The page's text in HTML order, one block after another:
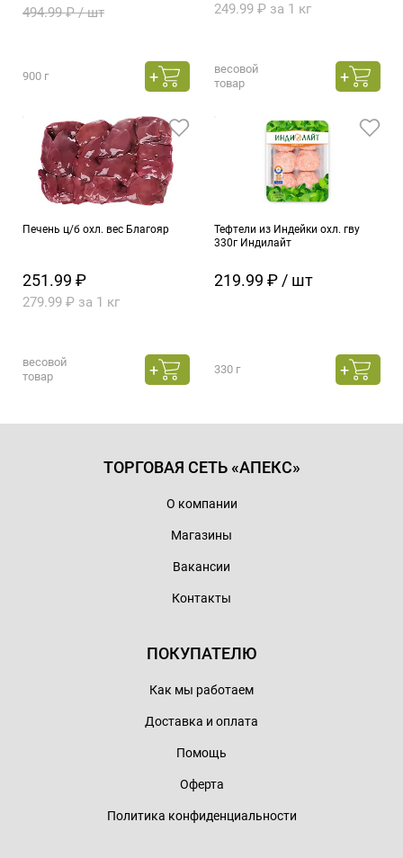
494.99 ₽ / шт
900 г
249.99 ₽ за 1 кг
весовой
товар
Печень ц/б охл. вес Благояр
251.99 ₽
279.99 ₽ за 1 кг
весовой
товар
Тефтели из Индейки охл. гву
330г Индилайт
219.99 ₽ / шт
330 г
ТОРГОВАЯ СЕТЬ «АПЕКС»
О компании
Магазины
Вакансии
Контакты
ПОКУПАТЕЛЮ
Как мы работаем
Доставка и оплата
Помощь
Оферта
Политика конфиденциальности